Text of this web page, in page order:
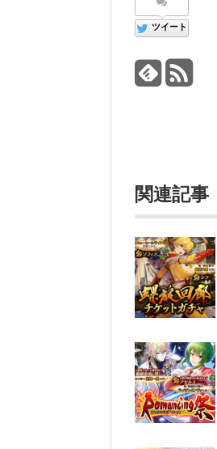
ツイート
関連記事